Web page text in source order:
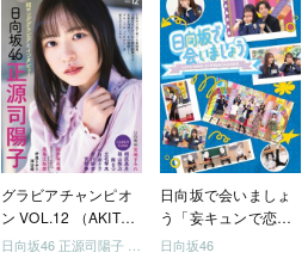
グラビアチャンピオ
ン VOL.12 （AKITA
DXシリーズ）
日向坂で会いましょ
う「妄キュンで恋し
ちゃいましょう」
日向坂46